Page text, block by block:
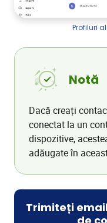
Profiluri
Notă
Dacă creați
conectat la un
dispozitive,
adăugate în
Trimiteți